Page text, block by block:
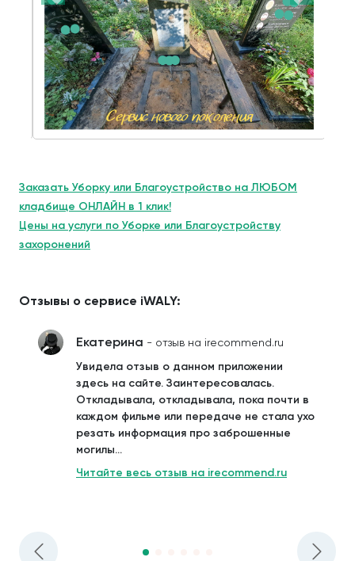
Заказать Уборку или Благоустройство на ЛЮБОМ
кладбище ОНЛАЙН в 1 клик!
Цены на услуги по Уборке или Благоустройству
захоронений
Отзывы о сервисе iWALY:
Екатерина - отзыв на irecommend.ru
Увидела отзыв о данном приложении
здесь на сайте. Заинтересовалась.
Откладывала, откладывала, пока почти в
каждом фильме или передаче не стала ухо
резать информация про заброшенные
могилы...
Читайте весь отзыв на irecommend.ru